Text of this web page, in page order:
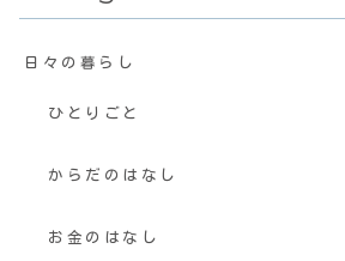
日々の暮らし
ひとりごと
からだのはなし
お金のはなし